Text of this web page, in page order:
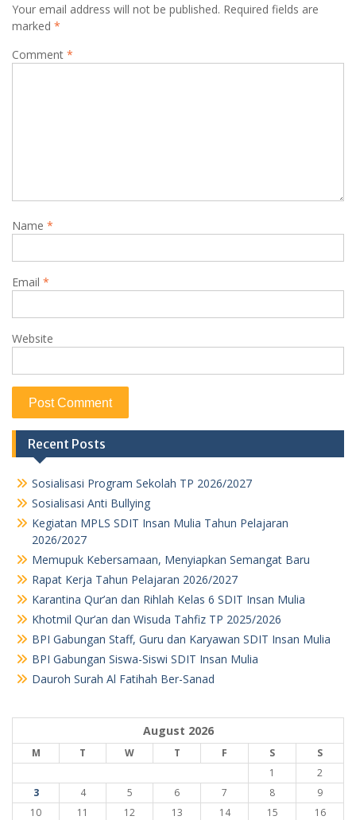
Your email address will not be published. Required fields are
marked *
Comment *
Name *
Email *
Website
Recent Posts
Sosialisasi Program Sekolah TP 2026/2027
Sosialisasi Anti Bullying
Kegiatan MPLS SDIT Insan Mulia Tahun Pelajaran
2026/2027
Memupuk Kebersamaan, Menyiapkan Semangat Baru
Rapat Kerja Tahun Pelajaran 2026/2027
Karantina Qur’an dan Rihlah Kelas 6 SDIT Insan Mulia
Khotmil Qur’an dan Wisuda Tahfiz TP 2025/2026
BPI Gabungan Staff, Guru dan Karyawan SDIT Insan Mulia
BPI Gabungan Siswa-Siswi SDIT Insan Mulia
Dauroh Surah Al Fatihah Ber-Sanad
August 2026
M T W T F S
S
1
2
3
4 5 6 7 8
9
10
11 12 13 14 15
16